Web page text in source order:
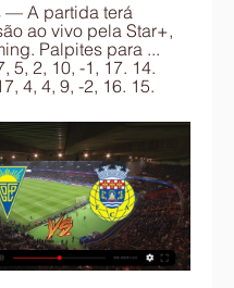
— A partida terá
ao vivo pela Star+,
Palpites para ...
5, 2, 10, -1, 17. 14.
4, 4, 9, -2, 16. 15.